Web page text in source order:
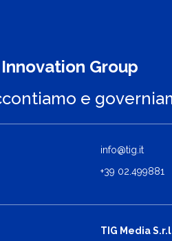
Group
e
info@tig.it
+39 02.499881
TIG Media S.r.l